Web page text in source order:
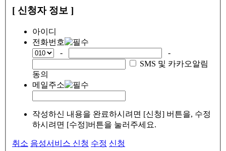
[ 신청자 정보 ]
아이디
전화번호
-
-
SMS 및 카카오알림
동의
메일주소
작성하신 내용을 완료하시려면 [신청] 버튼을, 수정
하시려면 [수정]버튼을 눌러주세요.
취소 음성서비스 신청 수정 신청